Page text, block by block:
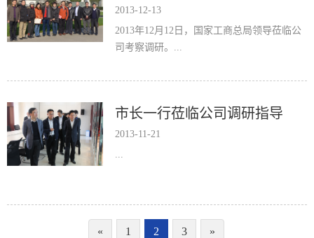
2013-12-13
2013年12月12日，国家工商总局领导莅临公
司考察调研。...
市长一行莅临公司调研指导
2013-11-21
...
« 1 2 3 »